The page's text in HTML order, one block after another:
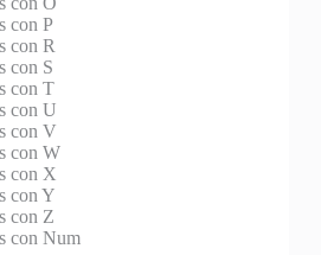
con P
con R
con S
con T
con U
con V
con W
con X
con Y
con Z
con Num